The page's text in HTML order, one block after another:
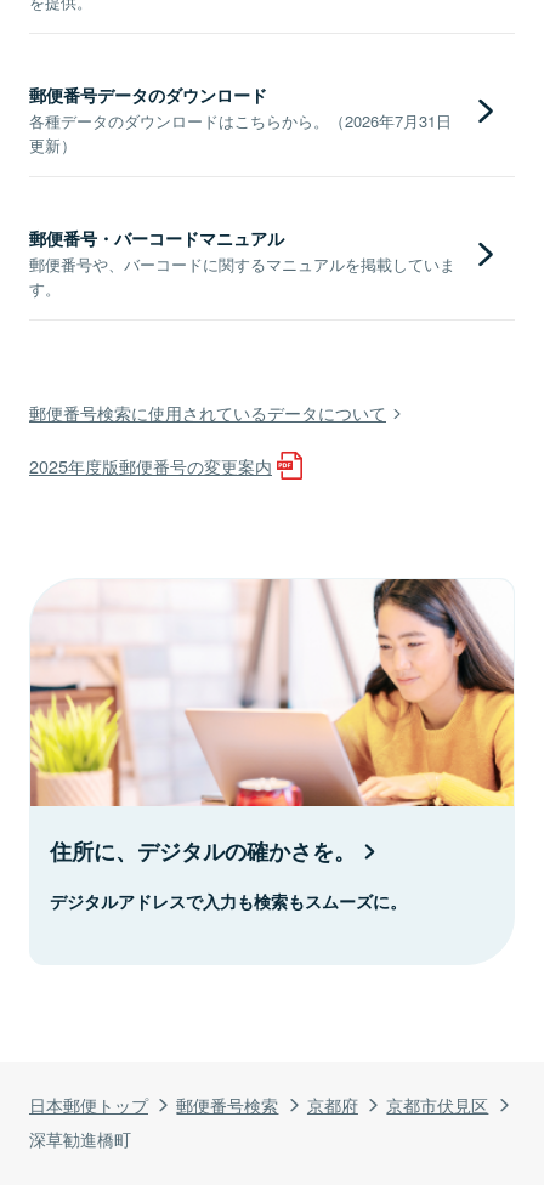
日本郵便トップ 郵便番号検索 京都府
京都市伏見区
深草勧進橋町
郵便番号データのダウンロード
各種データのダウンロードはこちらから。（2026年7月31日
更新）
郵便番号・バーコードマニュアル
郵便番号や、バーコードに関するマニュアルを掲載していま
す。
郵便番号検索に使用されているデータについて
2025年度版郵便番号の変更案内
住所に、デジタルの確かさを。
デジタルアドレスで入力も検索もスムーズに。